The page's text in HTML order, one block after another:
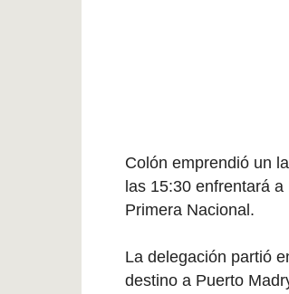
Colón emprendió un
las 15:30 enfrentará a
Primera Nacional.
La delegación partió
destino a Puerto